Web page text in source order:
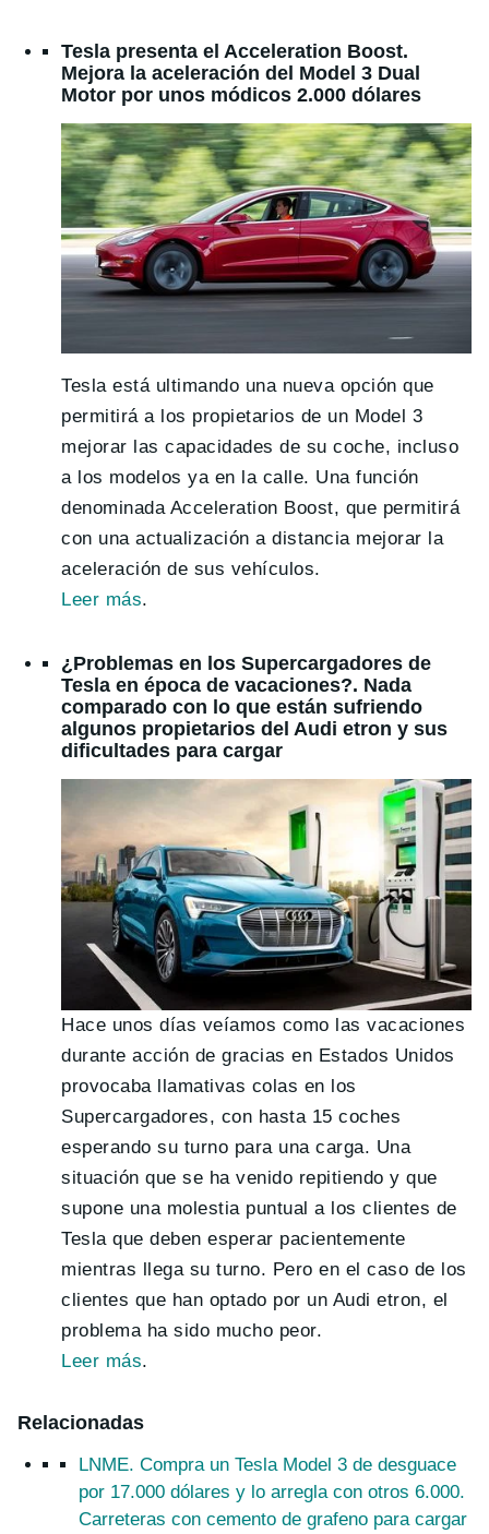
Tesla presenta el Acceleration Boost.
Mejora la aceleración del Model 3 Dual
Motor por unos módicos 2.000 dólares
Tesla está ultimando una nueva opción que
permitirá a los propietarios de un Model 3
mejorar las capacidades de su coche, incluso
a los modelos ya en la calle. Una función
denominada Acceleration Boost, que permitirá
con una actualización a distancia mejorar la
aceleración de sus vehículos.
Leer más.
¿Problemas en los Supercargadores de
Tesla en época de vacaciones?. Nada
comparado con lo que están sufriendo
algunos propietarios del Audi etron y sus
dificultades para cargar
Hace unos días veíamos como las vacaciones
durante acción de gracias en Estados Unidos
provocaba llamativas colas en los
Supercargadores, con hasta 15 coches
esperando su turno para una carga. Una
situación que se ha venido repitiendo y que
supone una molestia puntual a los clientes de
Tesla que deben esperar pacientemente
mientras llega su turno. Pero en el caso de los
clientes que han optado por un Audi etron, el
problema ha sido mucho peor.
Leer más.
Relacionadas
LNME. Compra un Tesla Model 3 de desguace
por 17.000 dólares y lo arregla con otros 6.000.
Carreteras con cemento de grafeno para cargar